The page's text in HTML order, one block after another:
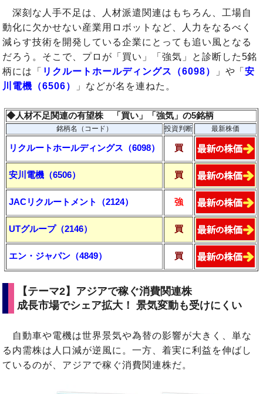
深刻な人手不足は、人材派遣関連はもちろん、工場自
動化に欠かせない産業用ロボットなど、人力をなるべく
減らす技術を開発している企業にとっても追い風となる
だろう。そこで、プロが「買い」「強気」と診断した5銘
柄には「 リクルートホールディングス（6098） 」や「安
川電機（6506）
」などが名を連ねた。
◆人材不足関連の有望株 「買い」「強気」の5銘柄
銘柄名（コード） 投資判断 最新株価
リクルートホールディングス（6098） 買
安川電機（6506） 買
JACリクルートメント（2124） 強
UTグループ（2146） 買
エン・ジャパン（4849） 買
【テーマ2】アジアで稼ぐ消費関連株
成長市場でシェア拡大！ 景気変動も受けにくい
自動車や電機は世界景気や為替の影響が大きく、単な
る内需株は人口減が逆風に。一方、着実に利益を伸ばし
ているのが、アジアで稼ぐ消費関連株だ。